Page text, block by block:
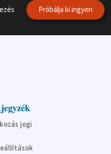
Próbálja ki ingyen
jogi